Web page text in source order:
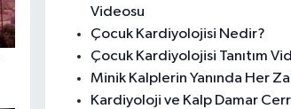
Videosu
Çocuk Kardiyolojisi Nedir?
Çocuk Kardiyolojisi Tanıtım
Minik Kalplerin Yanında Her
Kardiyoloji ve Kalp Damar